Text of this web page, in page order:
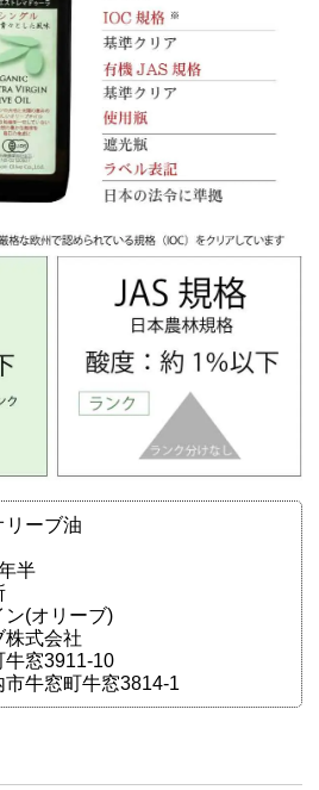
リーブ油
半
ン(オリーブ)
株式会社
牛窓3911-10
牛窓町牛窓3814-1